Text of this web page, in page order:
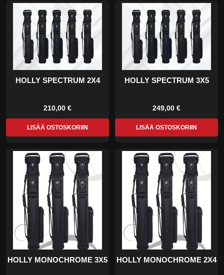
HOLLY SPECTRUM 2X4
210,00 €
LISÄÄ OSTOSKORIIN
HOLLY SPECTRUM 3X5
249,00 €
LISÄÄ OSTOSKORIIN
HOLLY MONOCHROME 3X5 HOLLY MONOCHROME 2X4